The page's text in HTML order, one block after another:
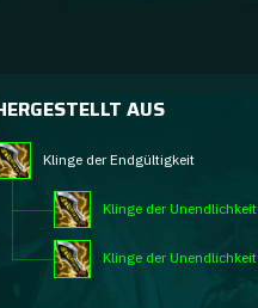
AUS
Klinge der Endgültigkeit
Klinge der Unendlichkeit
Klinge der Unendlichkeit